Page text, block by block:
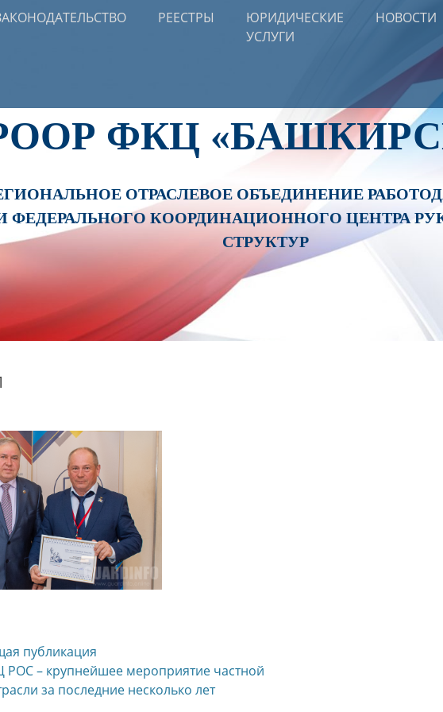
РЕЕСТРЫ
ЮРИДИЧЕСКИЕ
УСЛУГИ
НОВОСТИ
ФКЦ
ОТРАСЛЕВОЕ ОБЪЕДИНЕНИЕ
ФЕДЕРАЛЬНОГО КООРДИНАЦИОННОГО ЦЕНТРА
СТРУКТУР
публикация
РОС – крупнейшее мероприятие частной
за последние несколько лет